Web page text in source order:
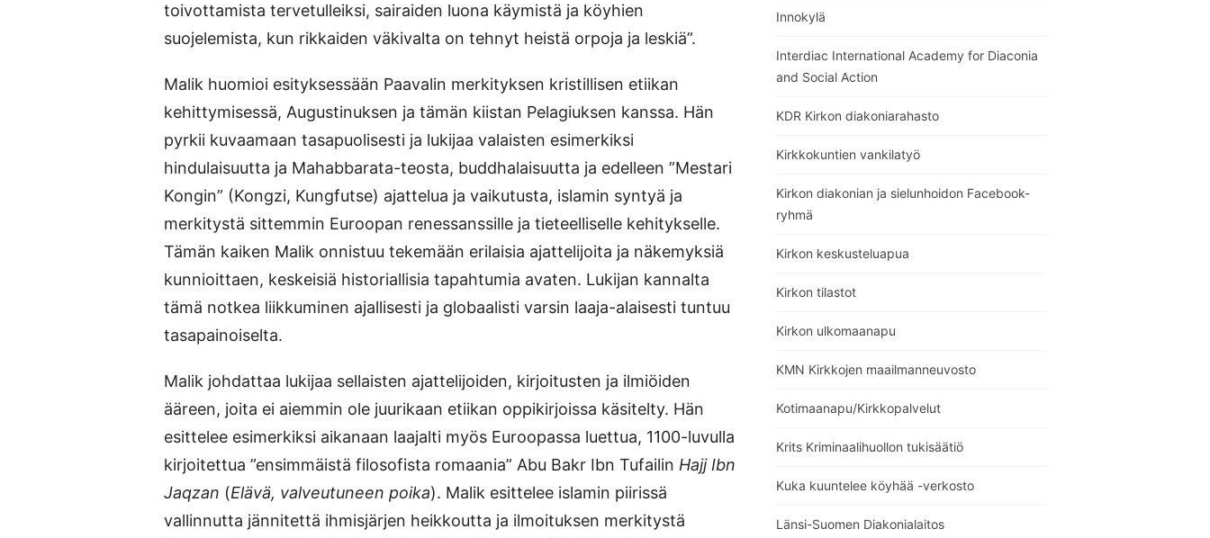
toivottamista tervetulleiksi, sairaiden luona käymistä ja köyhien
suojelemista, kun rikkaiden väkivalta on tehnyt heistä orpoja ja leskiä”.
Malik huomioi esityksessään Paavalin merkityksen kristillisen etiikan
kehittymisessä, Augustinuksen ja tämän kiistan Pelagiuksen kanssa. Hän
pyrkii kuvaamaan tasapuolisesti ja lukijaa valaisten esimerkiksi
hindulaisuutta ja Mahabbarata-teosta, buddhalaisuutta ja edelleen ”Mestari
Kongin” (Kongzi, Kungfutse) ajattelua ja vaikutusta, islamin syntyä ja
merkitystä sittemmin Euroopan renessanssille ja tieteelliselle kehitykselle.
Tämän kaiken Malik onnistuu tekemään erilaisia ajattelijoita ja näkemyksiä
kunnioittaen, keskeisiä historiallisia tapahtumia avaten. Lukijan kannalta
tämä notkea liikkuminen ajallisesti ja globaalisti varsin laaja-alaisesti tuntuu
tasapainoiselta.
Malik johdattaa lukijaa sellaisten ajattelijoiden, kirjoitusten ja ilmiöiden
ääreen, joita ei aiemmin ole juurikaan etiikan oppikirjoissa käsitelty. Hän
esittelee esimerkiksi aikanaan laajalti myös Euroopassa luettua, 1100-luvulla
kirjoitettua ”ensimmäistä filosofista romaania” Abu Bakr Ibn Tufailin Hajj Ibn
Jaqzan (Elävä, valveutuneen poika). Malik esittelee islamin piirissä
vallinnutta jännitettä ihmisjärjen heikkoutta ja ilmoituksen merkitystä
Innokylä
Interdiac International Academy for Diaconia
and Social Action
KDR Kirkon diakoniarahasto
Kirkkokuntien vankilatyö
Kirkon diakonian ja sielunhoidon Facebook-
ryhmä
Kirkon keskusteluapua
Kirkon tilastot
Kirkon ulkomaanapu
KMN Kirkkojen maailmanneuvosto
Kotimaanapu/Kirkkopalvelut
Krits Kriminaalihuollon tukisäätiö
Kuka kuuntelee köyhää -verkosto
Länsi-Suomen Diakonialaitos